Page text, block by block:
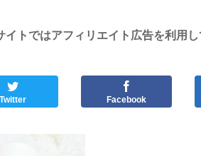
イトではアフィリエイト広告を利用し
Twitter Facebook